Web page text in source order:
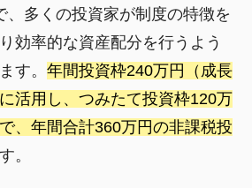
、多くの投資家が制度の特徴を
効率的な資産配分を行うよう
す。 年間投資枠240万円（成長
活用し、つみたて投資枠120万
、年間合計360万円の非課税投
。